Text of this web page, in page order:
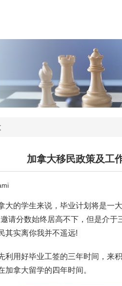
加拿大移民政策及工
大的学生来说，毕业计划将是一
请分数始终居高不下，但是介
其实离你我并不遥远!
利用好毕业工签的三年时间，来
加拿大留学的四年时间。